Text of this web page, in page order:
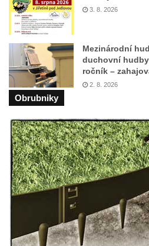
Socha svatého Václava u pramene
Semilech
na radnici v Českých Budějovicích
Pamětní deska na biskupské
Českých Budějovicích
Pamětní deska Josefa Hloucha na
biskupské rezidenci v Českých
Budějovicích
Socha žáby u rybníčku na
Kamenném Újezdě
Pamětní kámen družebních obcí
Újezd a Krauchthal v parku na
Kamenném Újezdě
Socha na náměstí J. V. Kamarýta ve
3. 8. 2026
Mezinárodní
duchovní hudby
ročník –
2. 8. 2026
Obrubniky